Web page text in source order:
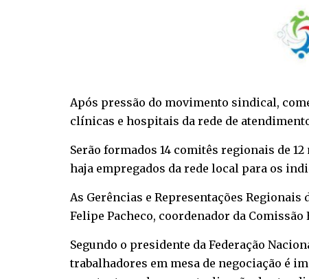
Após pressão do movimento sindical,
clínicas e hospitais da rede de
Serão formados 14 comitês regionais de
haja empregados da rede local para os
As Gerências e Representações
Felipe Pacheco, coordenador da Comissão
Segundo o presidente da Federação
trabalhadores em mesa de negociação é